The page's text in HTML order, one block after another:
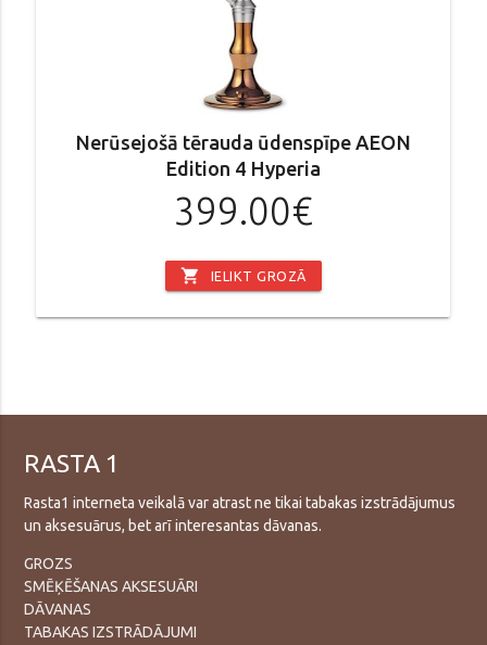
Nerūsejošā tērauda ūdenspīpe AEON
Edition 4 Hyperia
399.00€
shopping_cart IELIKT GROZĀ
RASTA 1
Rasta1 interneta veikalā var atrast ne tikai tabakas izstrādājumus
un aksesuārus, bet arī interesantas dāvanas.
GROZS
SMĒĶĒŠANAS AKSESUĀRI
DĀVANAS
TABAKAS IZSTRĀDĀJUMI